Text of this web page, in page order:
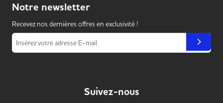
Notre newsletter
Recevez nos dernières offres en exclusivité !
Insérez votre adresse E-mail
Suivez-nous